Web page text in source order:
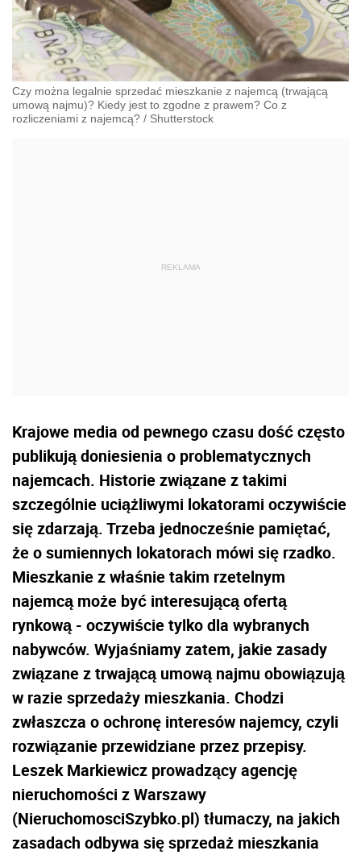
Czy można legalnie sprzedać mieszkanie z najemcą (trwającą
umową najmu)? Kiedy jest to zgodne z prawem? Co z
rozliczeniami z najemcą? / Shutterstock
Krajowe media od pewnego czasu dość często
publikują doniesienia o problematycznych
najemcach. Historie związane z takimi
szczególnie uciążliwymi lokatorami oczywiście
się zdarzają. Trzeba jednocześnie pamiętać,
że o sumiennych lokatorach mówi się rzadko.
Mieszkanie z właśnie takim rzetelnym
najemcą może być interesującą ofertą
rynkową - oczywiście tylko dla wybranych
nabywców. Wyjaśniamy zatem, jakie zasady
związane z trwającą umową najmu obowiązują
w razie sprzedaży mieszkania. Chodzi
zwłaszcza o ochronę interesów najemcy, czyli
rozwiązanie przewidziane przez przepisy.
Leszek Markiewicz prowadzący agencję
nieruchomości z Warszawy
(NieruchomosciSzybko.pl) tłumaczy, na jakich
zasadach odbywa się sprzedaż mieszkania